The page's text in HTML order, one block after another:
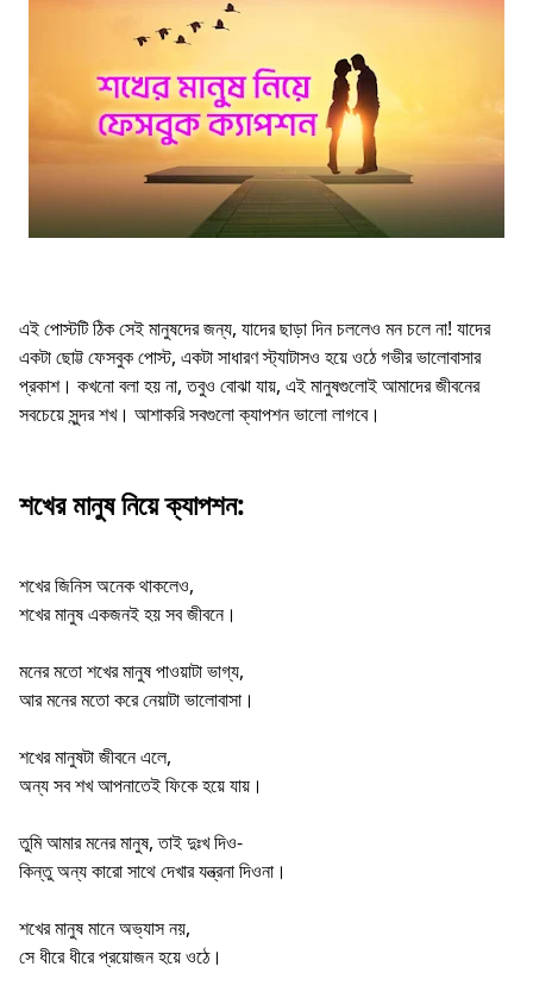
এই পোস্টটি ঠিক সেই মানুষদের জন্য, যাদের ছাড়া দিন চললেও মন চলে না! যাদের
একটা ছোট্ট ফেসবুক পোস্ট, একটা সাধারণ স্ট্যাটাসও হয়ে ওঠে গভীর ভালোবাসার
প্রকাশ। কখনো বলা হয় না, তবুও বোঝা যায়, এই মানুষগুলোই আমাদের জীবনের
সবচেয়ে সুন্দর শখ। আশাকরি সবগুলো ক্যাপশন ভালো লাগবে।
শখের মানুষ নিয়ে ক্যাপশন:
শখের জিনিস অনেক থাকলেও,
শখের মানুষ একজনই হয় সব জীবনে।
মনের মতো শখের মানুষ পাওয়াটা ভাগ্য,
আর মনের মতো করে নেয়াটা ভালোবাসা।
শখের মানুষটা জীবনে এলে,
অন্য সব শখ আপনাতেই ফিকে হয়ে যায়।
তুমি আমার মনের মানুষ, তাই দুঃখ দিও-
কিন্তু অন্য কারো সাথে দেখার যন্ত্রনা দিওনা।
শখের মানুষ মানে অভ্যাস নয়,
সে ধীরে ধীরে প্রয়োজন হয়ে ওঠে।